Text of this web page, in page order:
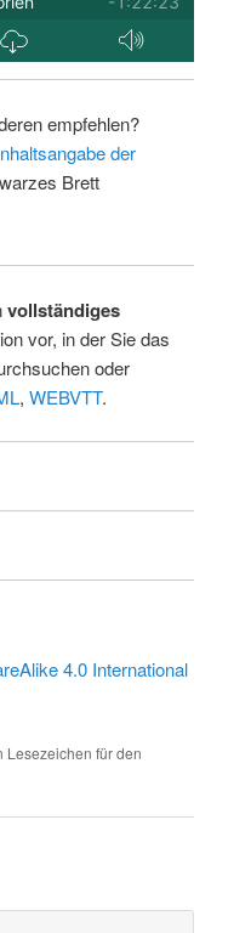
empfehlen?
der
Brett
vollständiges
vor, in der Sie das
oder
, WEBVTT.
4.0 International
Lesezeichen für den